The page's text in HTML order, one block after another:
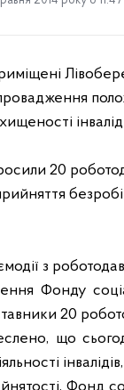
20
з
Фонду
20
що